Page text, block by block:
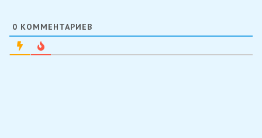
0 КОММЕНТАРИЕВ